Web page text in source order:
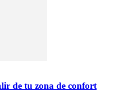
de tu zona de confort